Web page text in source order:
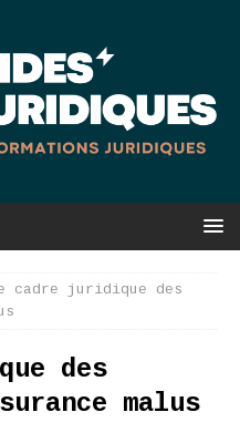
cadre juridique des
des
malus